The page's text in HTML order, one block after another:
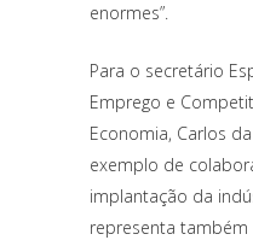
enormes”.
Para o secretário
Emprego e
Economia, Carlos
exemplo de
implantação da
representa